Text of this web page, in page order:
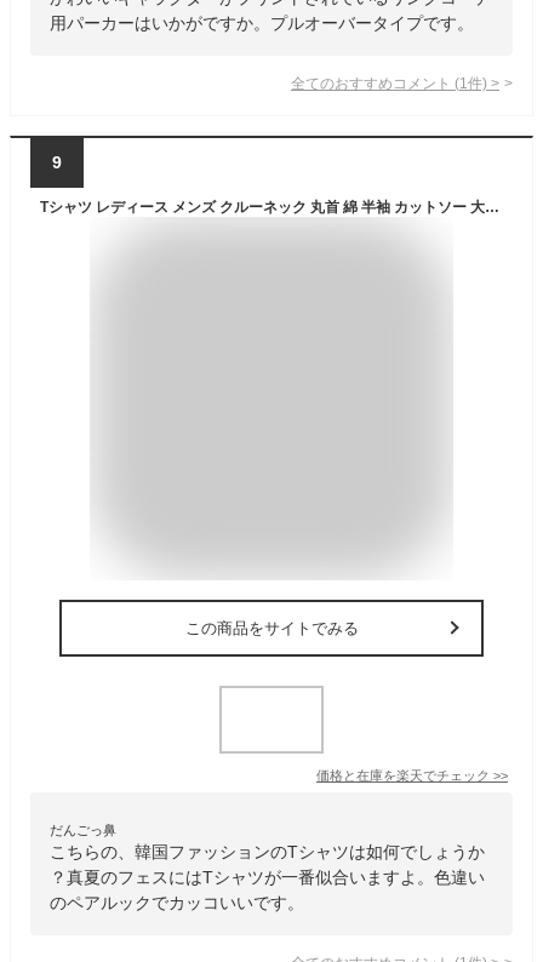
用パーカーはいかがですか。プルオーバータイプです。
全てのおすすめコメント (1 件) >
9
Tシャツ レディース メンズ クルーネック 丸首 綿 半袖 カットソー 大人かわいい オシャレ かっこいい ペア カップル おそろ リンクコーデ 韓国 Korea K-pop 蝶 チョウ かわいい オシャレ おしゃれ ワンポイント 流行り 人気 大人かわいい
この商品をサイトでみる
価格と在庫を楽天でチェック >>
だんごっ鼻
こちらの、韓国ファッションのTシャツは如何でしょうか
？真夏のフェスにはTシャツが一番似合いますよ。色違い
のペアルックでカッコいいです。